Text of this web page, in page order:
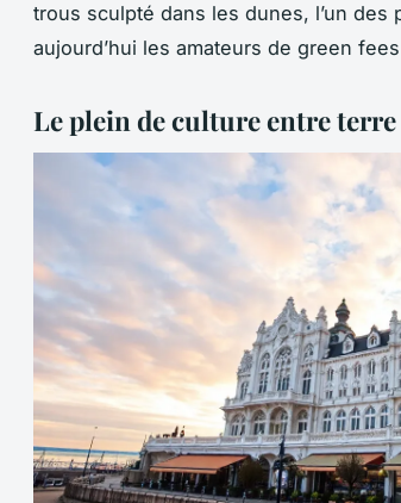
trous sculpté dans les dunes, l’un
aujourd’hui les amateurs de green
Le plein de culture entre